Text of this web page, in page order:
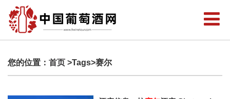
您的位置： 首页 >Tags>赛尔